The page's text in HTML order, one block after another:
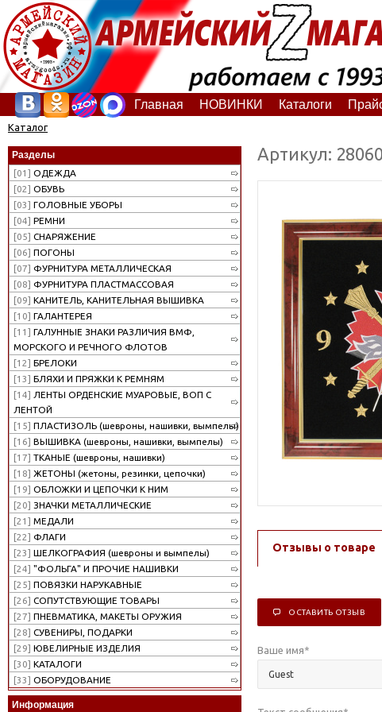
Главная НОВИНКИ Каталоги
Каталог
Разделы
[01] ОДЕЖДА
[02] ОБУВЬ
[03] ГОЛОВНЫЕ УБОРЫ
[04] РЕМНИ
[05] СНАРЯЖЕНИЕ
[06] ПОГОНЫ
[07] ФУРНИТУРА МЕТАЛЛИЧЕСКАЯ
[08] ФУРНИТУРА ПЛАСТМАССОВАЯ
[09] КАНИТЕЛЬ, КАНИТЕЛЬНАЯ ВЫШИВКА
[10] ГАЛАНТЕРЕЯ
[11] ГАЛУННЫЕ ЗНАКИ РАЗЛИЧИЯ ВМФ,
МОРСКОГО И РЕЧНОГО ФЛОТОВ
[12] БРЕЛОКИ
[13] БЛЯХИ И ПРЯЖКИ К РЕМНЯМ
[14] ЛЕНТЫ ОРДЕНСКИЕ МУАРОВЫЕ, ВОП С
ЛЕНТОЙ
[15] ПЛАСТИЗОЛЬ (шевроны, нашивки, вымпелы)
[16] ВЫШИВКА (шевроны, нашивки, вымпелы)
[17] ТКАНЫЕ (шевроны, нашивки)
[18] ЖЕТОНЫ (жетоны, резинки, цепочки)
[19] ОБЛОЖКИ И ЦЕПОЧКИ К НИМ
[20] ЗНАЧКИ МЕТАЛЛИЧЕСКИЕ
[21] МЕДАЛИ
[22] ФЛАГИ
[23] ШЕЛКОГРАФИЯ (шевроны и вымпелы)
[24] "ФОЛЬГА" И ПРОЧИЕ НАШИВКИ
[25] ПОВЯЗКИ НАРУКАВНЫЕ
[26] СОПУТСТВУЮЩИЕ ТОВАРЫ
[27] ПНЕВМАТИКА, МАКЕТЫ ОРУЖИЯ
[28] СУВЕНИРЫ, ПОДАРКИ
[29] ЮВЕЛИРНЫЕ ИЗДЕЛИЯ
[30] КАТАЛОГИ
[33] ОБОРУДОВАНИЕ
Информация
Артикул:
Отзывы о товаре
ОСТАВИТЬ ОТЗЫВ
Ваше имя*